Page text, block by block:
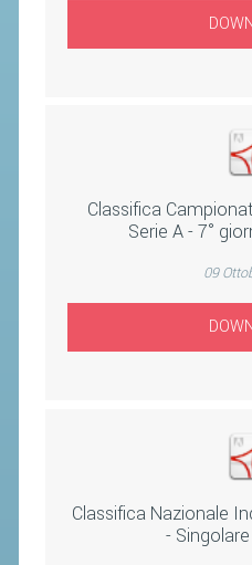
Classifica
Serie A - 7°
09
Classifica Nazionale
-
PARA
GARE
STAFF